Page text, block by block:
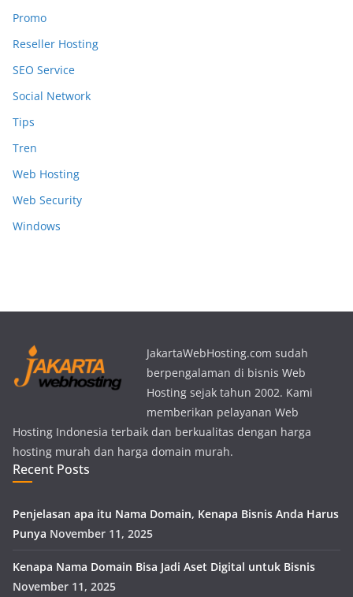
Promo
Reseller Hosting
SEO Service
Social Network
Tips
Tren
Web Hosting
Web Security
Windows
JakartaWebHosting.com sudah
berpengalaman di bisnis Web
Hosting sejak tahun 2002. Kami
memberikan pelayanan Web
Hosting Indonesia terbaik dan berkualitas dengan harga
hosting murah dan harga domain murah.
Recent Posts
Penjelasan apa itu Nama Domain, Kenapa Bisnis Anda Harus
Punya November 11, 2025
Kenapa Nama Domain Bisa Jadi Aset Digital untuk Bisnis
November 11, 2025